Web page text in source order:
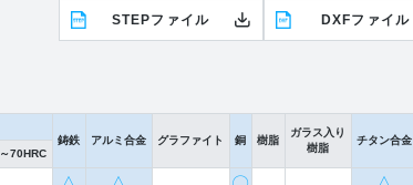
STEPファイル DXFファイル
鋳鉄
アルミ合金 グラファイト 銅 樹脂
ガラス入り
樹脂
チタン合金
～70HRC